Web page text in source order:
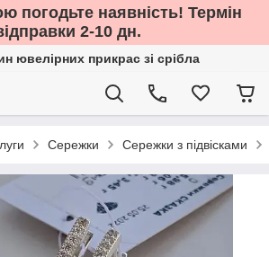
погодьте наявність! Термін
2-10 дн.
ювелірних прикрас зі срібла
Сережки Сережки з підвісками